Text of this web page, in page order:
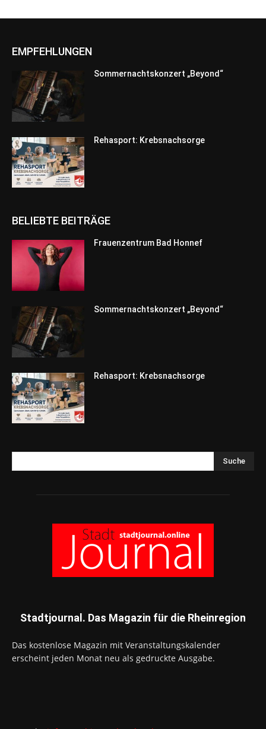
EMPFEHLUNGEN
Sommernachtskonzert „Beyond“
Rehasport: Krebsnachsorge
BELIEBTE BEITRÄGE
Frauenzentrum Bad Honnef
Sommernachtskonzert „Beyond“
Rehasport: Krebsnachsorge
Suche
Stadtjournal. Das Magazin für die Rheinregion
Das kostenlose Magazin mit Veranstaltungskalender
erscheint jeden Monat neu als gedruckte Ausgabe.